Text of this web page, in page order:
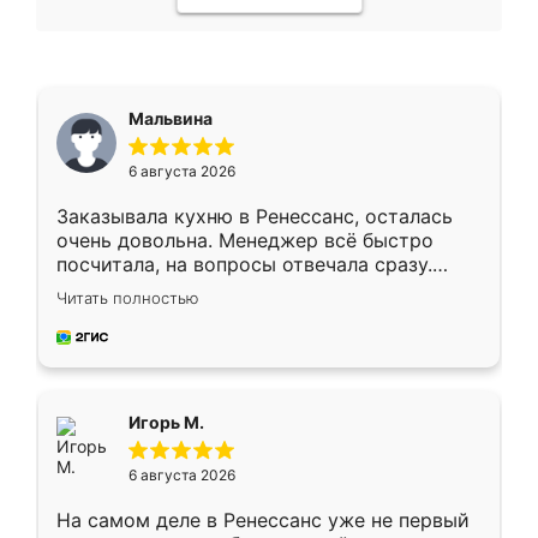
Мальвина
6 августа 2026
Заказывала кухню в Ренессанс, осталась
очень довольна. Менеджер всё быстро
посчитала, на вопросы отвечала сразу.
Замерщик приехал в субботу, подошёл к
делу со всей ответственностью. Собрали
за день, ребята работали аккуратно, даже
Читать полностью
Игорь М.
6 августа 2026
На самом деле в Ренессанс уже не первый